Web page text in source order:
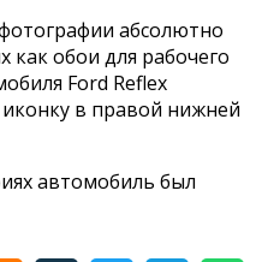
абсолютно
как обои для рабочего
Ford Reflex
в правой нижней
автомобиль был